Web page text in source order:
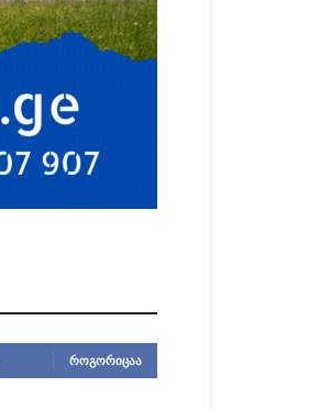
ᲠᲝᲒᲝᲠᲘᲪᲐᲐ